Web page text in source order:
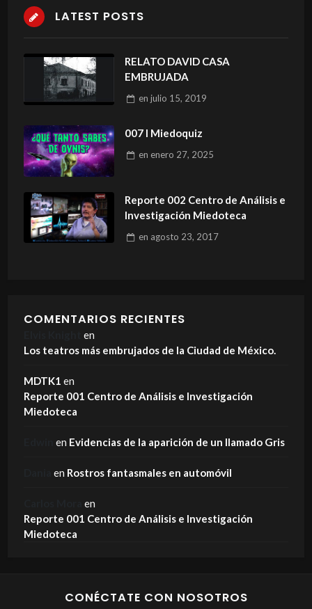
LATEST POSTS
RELATO DAVID CASA
EMBRUJADA
en julio 15, 2019
007 I Miedoquiz
en enero 27, 2025
Reporte 002 Centro de Análisis e
Investigación Miedoteca
en agosto 23, 2017
COMENTARIOS RECIENTES
en
Los teatros más embrujados de la Ciudad de México.
MDTK1 en
Reporte 001 Centro de Análisis e Investigación
Miedoteca
en Evidencias de la aparición de un llamado Gris
en Rostros fantasmales en automóvil
en
Reporte 001 Centro de Análisis e Investigación
Miedoteca
CONÉCTATE CON NOSOTROS